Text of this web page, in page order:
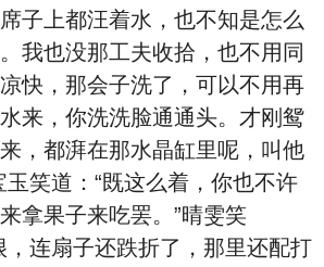
子上都汪着水，也不知是怎么
我也没那工夫收拾，也不用同
快，那会子洗了，可以不用再
来，你洗洗脸通通头。才刚鸳
，都湃在那水晶缸里呢，叫他
玉笑道：“既这么着，你也不许
拿果子来吃罢。”晴雯笑
，连扇子还跌折了，那里还配打